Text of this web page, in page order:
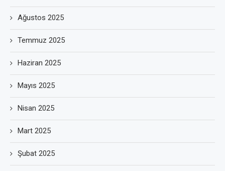
Ağustos 2025
Temmuz 2025
Haziran 2025
Mayıs 2025
Nisan 2025
Mart 2025
Şubat 2025